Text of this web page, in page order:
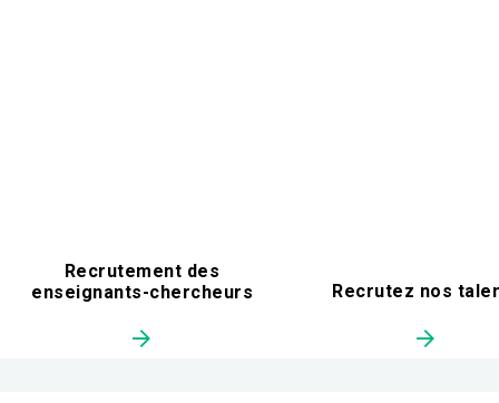
Recrutement des
enseignants-chercheurs
Recrutez nos